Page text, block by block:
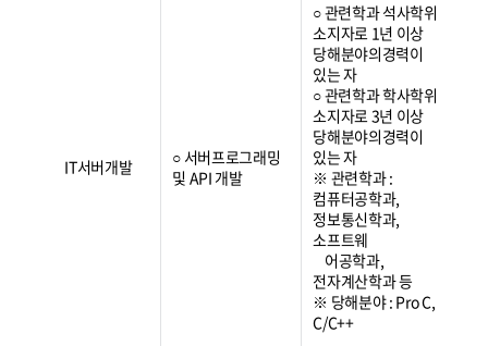
IT서버개발
○ 서버프로그래밍
및 API 개발
○ 관련학과 석사학위
소지자로 1년 이상
당해분야의경력이
있는 자
○ 관련학과 학사학위
소지자로 3년 이상
당해분야의경력이
있는 자
※ 관련학과 :
컴퓨터공학과,
정보통신학과,
소프트웨
어공학과,
전자계산학과 등
※ 당해분야 : Pro C,
C/C++